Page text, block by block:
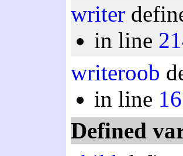
writer
in line
writeroob
in line
Defined